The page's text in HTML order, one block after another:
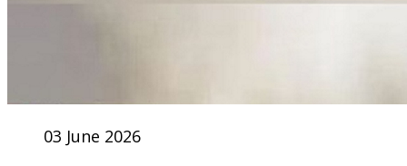
03 June 2026